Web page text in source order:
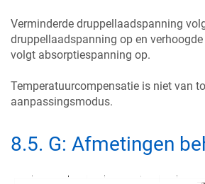
Verminderde druppellaadspanning
druppellaadspanning op en
volgt absorptiespanning op.
Temperatuurcompensatie is niet van
aanpassingsmodus.
8.5. G: Afmetingen